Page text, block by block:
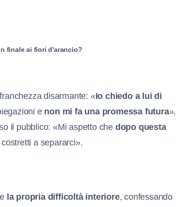
finale ai fiori d'arancio?
disarmante: «Io chiedo a lui di
e non mi fa una promessa futura».
il pubblico: «Mi aspetto che dopo questa
a separarci».
la propria difficoltà interiore, confessando